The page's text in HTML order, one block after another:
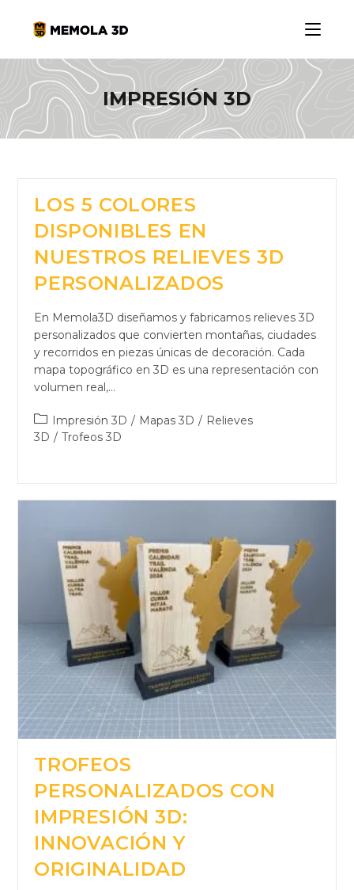
IMPRESIÓN 3D
LOS 5 COLORES
DISPONIBLES EN
NUESTROS RELIEVES 3D
PERSONALIZADOS
En Memola3D diseñamos y fabricamos relieves 3D
personalizados que convierten montañas, ciudades
y recorridos en piezas únicas de decoración. Cada
mapa topográfico en 3D es una representación con
volumen real,…
Impresión 3D / Mapas 3D / Relieves
3D / Trofeos 3D
TROFEOS
PERSONALIZADOS CON
IMPRESIÓN 3D:
INNOVACIÓN Y
ORIGINALIDAD